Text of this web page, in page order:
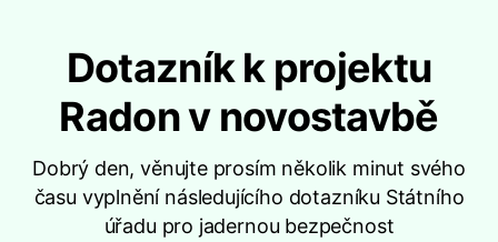
Dotazník k projektu
Radon v novostavbě
Dobrý den, věnujte prosím několik minut svého
času vyplnění následujícího dotazníku Státního
úřadu pro jadernou bezpečnost